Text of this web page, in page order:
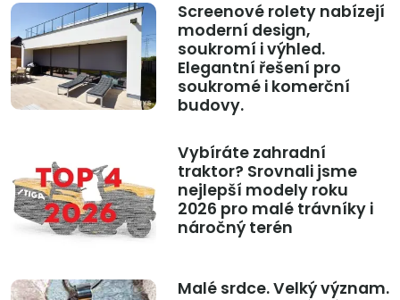
Screenové rolety nabízejí
moderní design,
soukromí i výhled.
Elegantní řešení pro
soukromé i komerční
budovy.
Vybíráte zahradní
traktor? Srovnali jsme
nejlepší modely roku
2026 pro malé trávníky i
náročný terén
Malé srdce. Velký význam.